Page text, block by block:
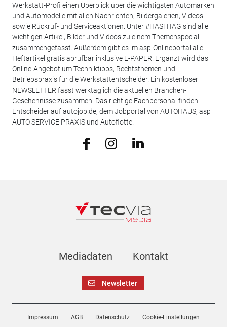
Werkstatt-Profi einen Überblick über die wichtigsten Automarken
und Automodelle mit allen Nachrichten, Bildergalerien, Videos
sowie Rückruf- und Serviceaktionen. Unter #HASHTAG sind alle
wichtigen Artikel, Bilder und Videos zu einem Themenspecial
zusammengefasst. Außerdem gibt es im asp-Onlineportal alle
Heftartikel gratis abrufbar inklusive E-PAPER. Ergänzt wird das
Online-Angebot um Techniktipps, Rechtsthemen und
Betriebspraxis für die Werkstattentscheider. Ein kostenloser
NEWSLETTER fasst werktäglich die aktuellen Branchen-
Geschehnisse zusammen. Das richtige Fachpersonal finden
Entscheider auf autojob.de, dem Jobportal von AUTOHAUS, asp
AUTO SERVICE PRAXIS und Autoflotte.
Mediadaten Kontakt
Newsletter
Impressum AGB Datenschutz Cookie-Einstellungen